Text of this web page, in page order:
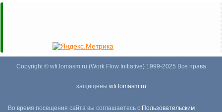
Copyright © wfi.lomasm.ru (Work Flow Initiative) 1999-2025 Все права
защищены wfi.lomasm.ru
Во время посещения сайта вы соглашаетесь с Пользовательским